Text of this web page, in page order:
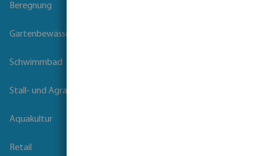
Beregnung
Gartenbewässerung
Schwimmbad
Stall- und Agrartechnik
Aquakultur
Retail